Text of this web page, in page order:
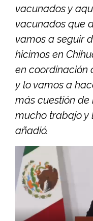
vacunados y
vacunados que
vamos a seguir
hicimos en
en coordinación
y lo vamos a
más cuestión
mucho trabajo y
añadió.